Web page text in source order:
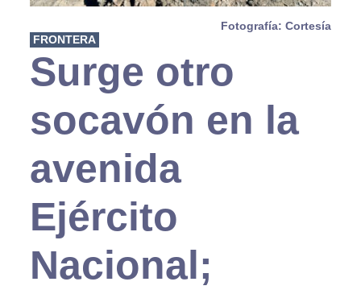
Fotografía: Cortesía
FRONTERA
Surge otro
socavón en la
avenida
Ejército
Nacional;